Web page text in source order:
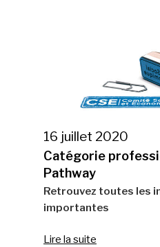
16 juillet 2020
Catégorie
Pathway
Retrouvez toutes les
importantes
Lire la suite